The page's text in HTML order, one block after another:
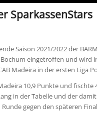
SparkassenStars
Saison 2021/2022 der
eingetroffen und wird
Madeira in der ersten Liga
10,9 Punkte und fischte
in der Tabelle und der
gegen den späteren